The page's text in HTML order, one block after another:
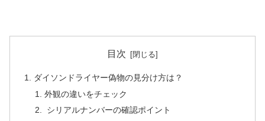
目次
ダイソンドライヤー偽物の見分け方は？
外観の違いをチェック
シリアルナンバーの確認ポイント